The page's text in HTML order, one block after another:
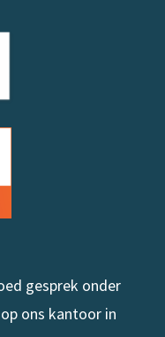
gesprek onder
ons kantoor in